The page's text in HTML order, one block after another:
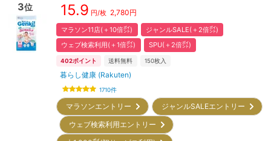
3位 15.9 円/枚 2,780円
マラソン11店(＋10倍㌽)
ジャンルSALE(＋2倍㌽)
ウェブ検索利用(＋1倍㌽)
SPU(＋2倍㌽)
402ポイント 送料無料 150枚入
暮らし健康 (Rakuten)
1710件
マラソンエントリー
ジャンルSALEエントリー
ウェブ検索利用エントリー